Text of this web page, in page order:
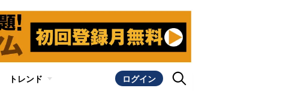
トレンド ログイン